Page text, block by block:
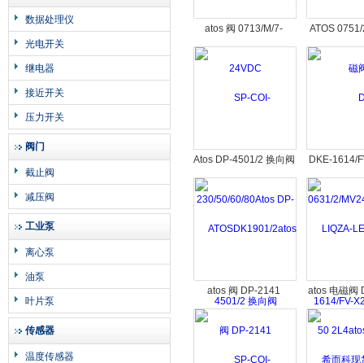
数据处理仪
光电开关
继电器
接近开关
压力开关
阀门
截止阀
减压阀
工业泵
离心泵
油泵
叶片泵
传感器
温度传感器
atos 阀 0713/M/7-
24VDC
ATOS
阀
Atos DP-4501/2 换向阀
DKE-1614/
atos 阀 DP-2141 atos 电磁阀